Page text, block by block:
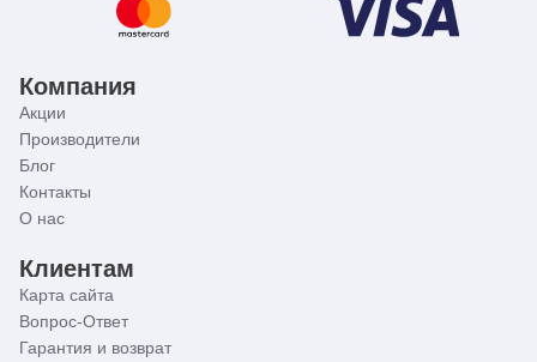
Компания
Акции
Производители
Блог
Контакты
О нас
Клиентам
Карта сайта
Вопрос-Ответ
Гарантия и возврат